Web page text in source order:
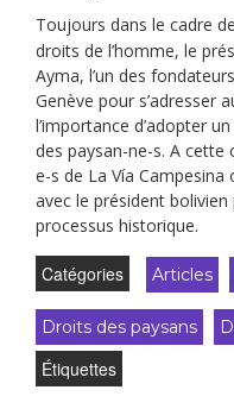
Toujours dans le cadre
droits de l’homme, le
Ayma, l’un des
Genève pour s’adresser
l’importance d’adopter
des paysan-ne-s. A
e-s de La Vía
avec le président bolivien
processus historique.
Catégories Articles
Droits des paysans
Étiquettes